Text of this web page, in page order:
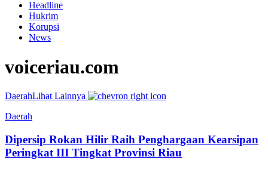
Headline
Hukrim
Korupsi
News
voiceriau.com
DaerahLihat Lainnya
Daerah
Dipersip Rokan Hilir Raih Penghargaan Kearsipan
Peringkat III Tingkat Provinsi Riau